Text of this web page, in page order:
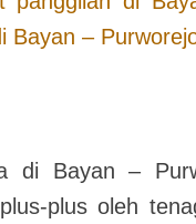
Bayan –
di Bayan –
plus oleh